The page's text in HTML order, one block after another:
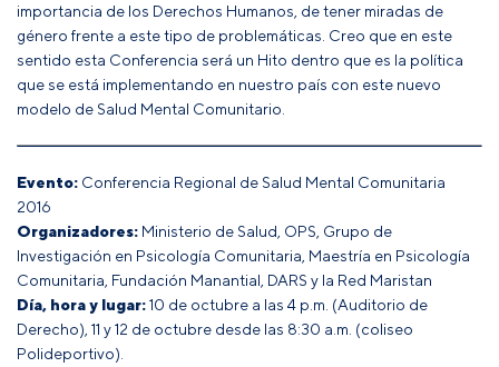
importancia de los Derechos Humanos, de tener miradas de
género frente a este tipo de problemáticas. Creo que en este
sentido esta Conferencia será un Hito dentro que es la política
que se está implementando en nuestro país con este nuevo
modelo de Salud Mental Comunitario.
Evento: Conferencia Regional de Salud Mental Comunitaria
2016
Organizadores: Ministerio de Salud, OPS, Grupo de
Investigación en Psicología Comunitaria, Maestría en Psicología
Comunitaria, Fundación Manantial, DARS y la Red Maristan
Día, hora y lugar:10 de octubre a las 4 p.m. (Auditorio de
Derecho), 11 y 12 de octubre desde las 8:30 a.m. (coliseo
Polideportivo).